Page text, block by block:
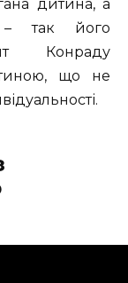
дитина, а
так його
Конраду
що не